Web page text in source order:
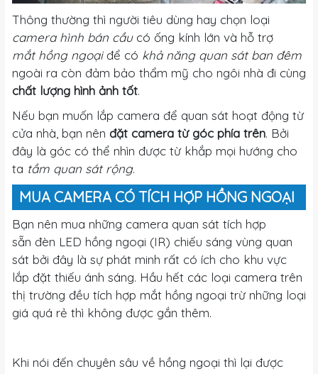
Thông thường thì người tiêu dùng hay chọn loại
camera hình bán cầucó ống kính lớn và hỗ trợ
mắt hồng ngoạiđể có khả năng quan sát ban đêm
ngoài ra còn đảm bảo thẩm mỹ cho ngôi nhà đi cùng
chất lượng hình ảnh tốt.
Nếu bạn muốn lắp camera để quan sát hoạt động từ
cửa nhà, bạn nên đặt camera từ góc phía trên. Bởi
đây là góc có thể nhìn được từ khắp mọi hướng cho
ta tầm quan sát rộng.
MUA CAMERA CÓ TÍCH HỢP HỒNG NGOẠI
Bạn nên mua những camera quan sát tích hợp
sẵn đèn LED hồng ngoại (IR) chiếu sáng vùng quan
sát bởi đây là sự phát minh rất có ích cho khu vực
lắp đặt thiếu ánh sáng. Hầu hết các loại camera trên
thị trường đều tích hợp mắt hồng ngoại trừ những loại
giá quá rẻ thì không được gắn thêm.
Khi nói đến chuyên sâu về hồng ngoại thì lại được